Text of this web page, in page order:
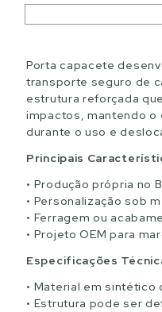
Porta capacete
transporte seguro de
estrutura reforçada
impactos, mantendo
durante o uso e
Principais
Produção própria no
Personalização sob
Ferragem ou
Projeto OEM para
Especificações
Material em sintético
Estrutura pode ser